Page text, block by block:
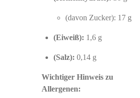
(davon Zucker): 17 g
(Eiweiß): 1,6 g
(Salz): 0,14 g
Wichtiger Hinweis zu
Allergenen: